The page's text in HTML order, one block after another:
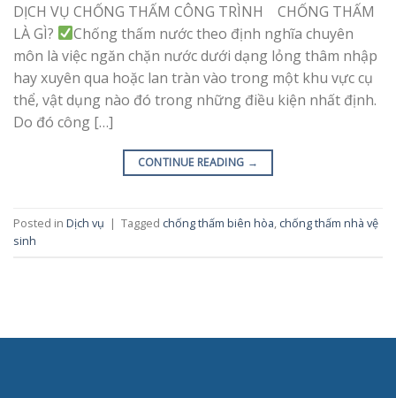
DỊCH VỤ CHỐNG THẤM CÔNG TRÌNH CHỐNG THẤM
LÀ GÌ?
Chống thấm nước theo định nghĩa chuyên
môn là việc ngăn chặn nước dưới dạng lỏng thâm nhập
hay xuyên qua hoặc lan tràn vào trong một khu vực cụ
thể, vật dụng nào đó trong những điều kiện nhất định.
Do đó công […]
CONTINUE READING →
Posted in Dịch vụ | Tagged chống thấm biên hòa, chống thấm nhà vệ
sinh